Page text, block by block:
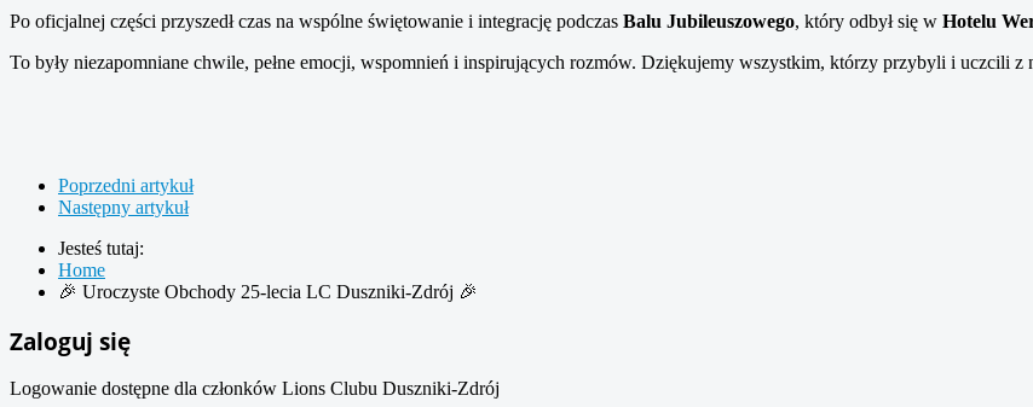
Po oficjalnej części przyszedł czas na wspólne świętowanie i integrację podczas Balu Jubileuszowego, który odbył się w Hotelu
To były niezapomniane chwile, pełne emocji, wspomnień i inspirujących rozmów. Dziękujemy wszystkim, którzy przybyli i uczcili
Poprzedni artykuł
Następny artykuł
Jesteś tutaj:
Home
🎉 Uroczyste Obchody 25-lecia LC Duszniki-Zdrój 🎉
Zaloguj się
Logowanie dostępne dla członków Lions Clubu Duszniki-Zdrój